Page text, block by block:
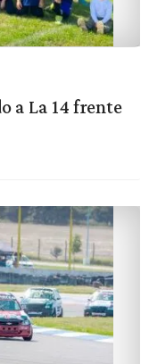
a La 14 frente